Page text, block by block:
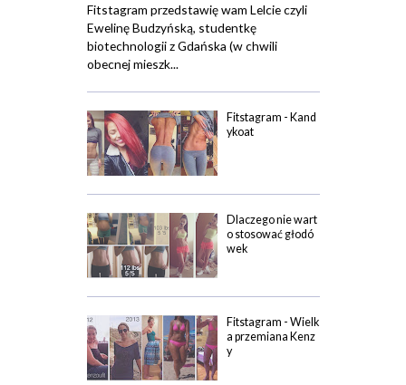
Fitstagram przedstawię wam Lelcie czyli
Ewelinę Budzyńską, studentkę
biotechnologii z Gdańska (w chwili
obecnej mieszk...
Fitstagram - Kand
ykoat
Dlaczego nie wart
o stosować głodó
wek
Fitstagram - Wielk
a przemiana Kenz
y